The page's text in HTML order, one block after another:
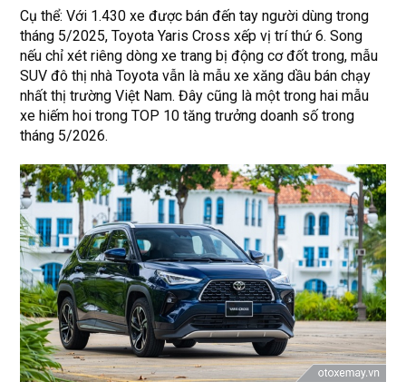
Cụ thể: Với 1.430 xe được bán đến tay người dùng trong
tháng 5/2025, Toyota Yaris Cross xếp vị trí thứ 6. Song
nếu chỉ xét riêng dòng xe trang bị động cơ đốt trong, mẫu
SUV đô thị nhà Toyota vẫn là mẫu xe xăng dầu bán chạy
nhất thị trường Việt Nam. Đây cũng là một trong hai mẫu
xe hiếm hoi trong TOP 10 tăng trưởng doanh số trong
tháng 5/2026.